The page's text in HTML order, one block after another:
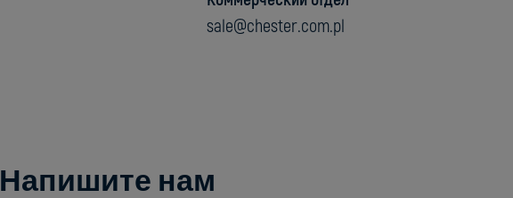
sale@chester.com.pl
Напишите нам